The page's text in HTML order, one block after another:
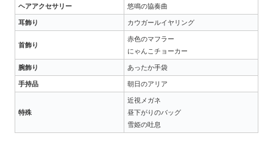
ヘアアクセサリー 悠鳴の協奏曲
耳飾り カウガールイヤリング
首飾り
赤色のマフラー
にゃんこチョーカー
腕飾り あったか手袋
手持品 朝日のアリア
特殊
近視メガネ
昼下がりのバッグ
雪姫の吐息